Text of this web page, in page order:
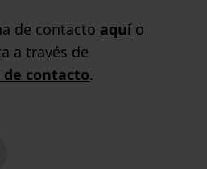
de contacto aquío
a través de
contacto.